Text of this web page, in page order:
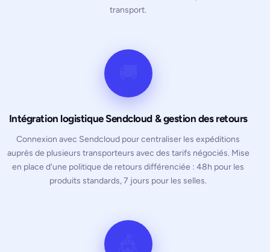
transport.
Intégration logistique Sendcloud & gestion des retours
Connexion avec Sendcloud pour centraliser les expéditions
auprès de plusieurs transporteurs avec des tarifs négociés. Mise
en place d'une politique de retours différenciée : 48h pour les
produits standards, 7 jours pour les selles.